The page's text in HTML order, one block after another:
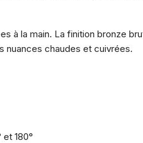
à la main. La finition bronze
nuances chaudes et cuivrées.
180°